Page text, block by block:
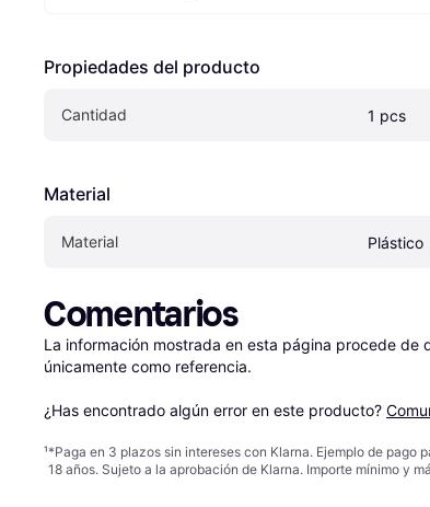
Propiedades del producto
Cantidad 1 pcs
Material
Material Plástico
Comentarios
La información mostrada en esta página procede
únicamente como referencia.
¿Has encontrado algún error en este producto?
¹*Paga en 3 plazos sin intereses con Klarna. Ejemplo de pago
18 años. Sujeto a la aprobación de Klarna. Importe mínimo y